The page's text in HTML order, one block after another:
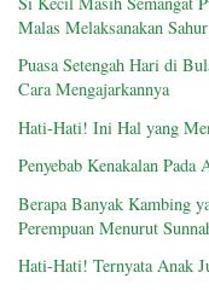
Malas Melaksanakan Sahur
Puasa Setengah Hari di
Cara Mengajarkannya
Hati-Hati! Ini Hal yang
Penyebab Kenakalan
Berapa Banyak Kambing
Perempuan Menurut
Hati-Hati! Ternyata Anak